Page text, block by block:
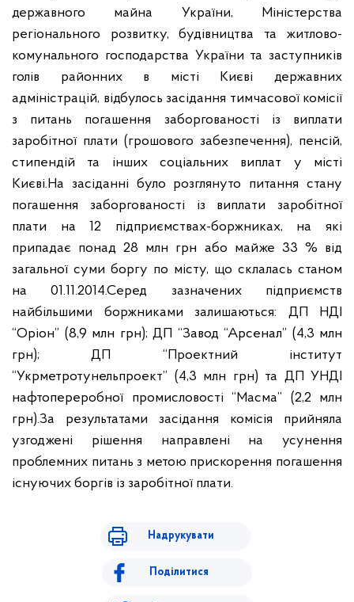
державного майна України, Міністерства
регіонального розвитку, будівництва та житлово-
комунального господарства України та заступників
голів районних в місті Києві державних
адміністрацій, відбулось засідання тимчасової комісії
з питань погашення заборгованості із виплати
заробітної плати (грошового забезпечення), пенсій,
стипендій та інших соціальних виплат у місті
Києві.На засіданні було розглянуто питання стану
погашення заборгованості із виплати заробітної
плати на 12 підприємствах-боржниках, на які
припадає понад 28 млн грн або майже 33 % від
загальної суми боргу по місту, що склалась станом
на 01.11.2014.Серед зазначених підприємств
найбільшими боржниками залишаються: ДП НДІ
“Оріон” (8,9 млн грн); ДП “Завод “Арсенал” (4,3 млн
грн); ДП “Проектний інститут
“Укрметротунельпроект” (4,3 млн грн) та ДП УНДІ
нафтопереробної промисловості “Масма” (2,2 млн
грн).За результатами засідання комісія прийняла
узгоджені рішення направлені на усунення
проблемних питань з метою прискорення погашення
існуючих боргів із заробітної плати.
Надрукувати
Поділитися